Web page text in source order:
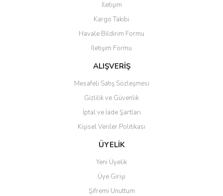
İletişim
Kargo Takibi
Havale Bildirim Formu
İletişim Formu
ALIŞVERİŞ
Mesafeli Satış Sözleşmesi
Gizlilik ve Güvenlik
İptal ve İade Şartları
Kişisel Veriler Politikası
ÜYELİK
Yeni Üyelik
Üye Girişi
Şifremi Unuttum